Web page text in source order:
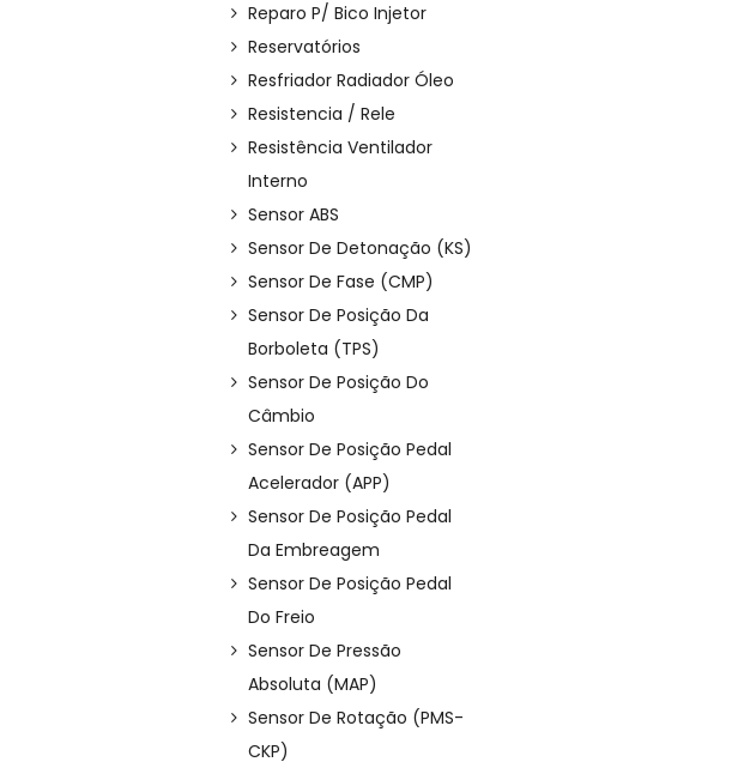
Reparo P/ Bico Injetor
Reservatórios
Resfriador Radiador Óleo
Resistencia / Rele
Resistência Ventilador
Interno
Sensor ABS
Sensor De Detonação (KS)
Sensor De Fase (CMP)
Sensor De Posição Da
Borboleta (TPS)
Sensor De Posição Do
Câmbio
Sensor De Posição Pedal
Acelerador (APP)
Sensor De Posição Pedal
Da Embreagem
Sensor De Posição Pedal
Do Freio
Sensor De Pressão
Absoluta (MAP)
Sensor De Rotação (PMS-
CKP)